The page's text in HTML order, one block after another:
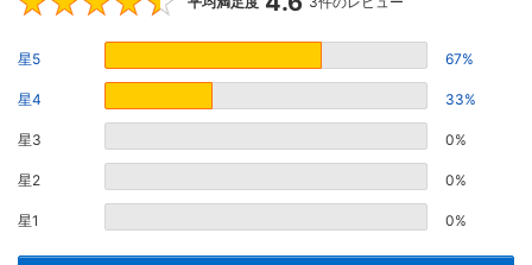
星5 67%
星4 33%
星3 0%
星2 0%
星1 0%